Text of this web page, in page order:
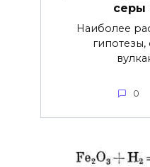
серы
Наиболее
0